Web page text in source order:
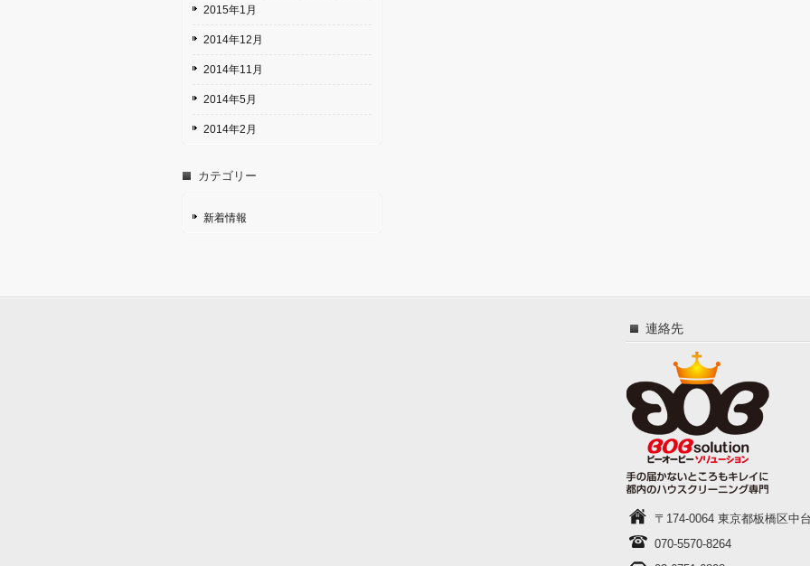
2015年1月
2014年12月
2014年11月
2014年5月
2014年2月
カテゴリー
新着情報
連絡先
〒174-0064 東京都板橋区中
070-5570-8264